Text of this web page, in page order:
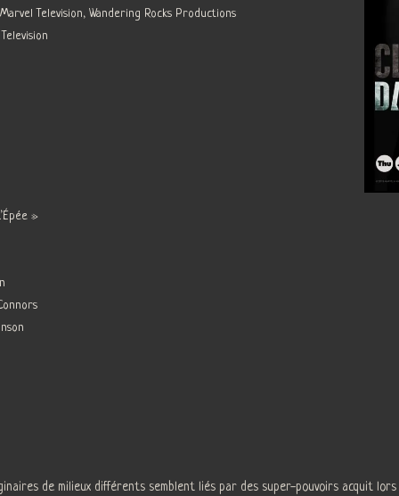
Television, Wandering Rocks Productions
»
de milieux différents semblent liés par des super-pouvoirs acquit